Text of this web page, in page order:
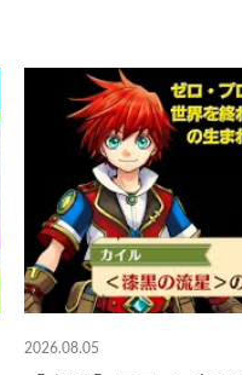
2026.08.05